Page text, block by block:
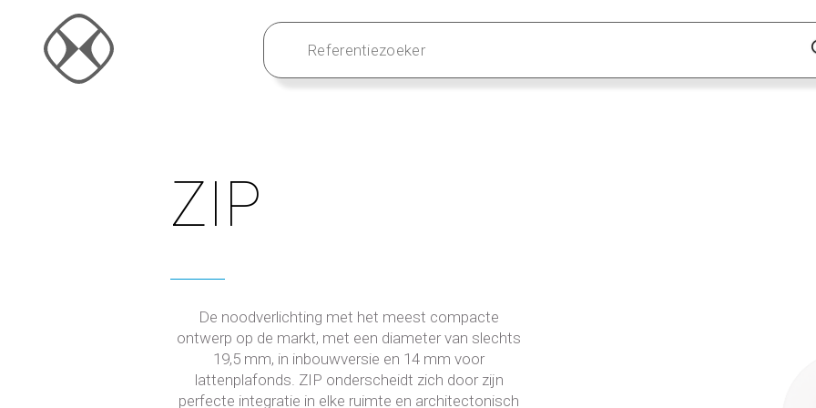
ZIP
De noodverlichting met het meest compacte
ontwerp op de markt, met een diameter van slechts
19,5 mm, in inbouwversie en 14 mm voor
lattenplafonds. ZIP onderscheidt zich door zijn
perfecte integratie in elke ruimte en architectonisch